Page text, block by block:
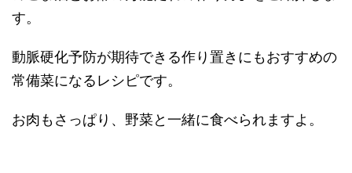
す。
動脈硬化予防が期待できる作り置きにもおすすめの
常備菜になるレシピです。
お肉もさっぱり、野菜と一緒に食べられますよ。